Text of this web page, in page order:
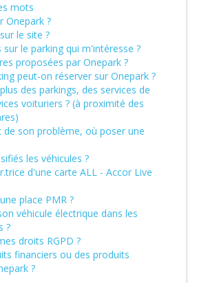
mots
Onepark ?
le site ?
le parking qui m'intéresse ?
proposées par Onepark ?
peut-on réserver sur Onepark ?
des parkings, des services de
voituriers ? (à proximité des
son problème, où poser une
les véhicules ?
d'une carte ALL - Accor Live
place PMR ?
véhicule électrique dans les
?
droits RGPD ?
financiers ou des produits
?